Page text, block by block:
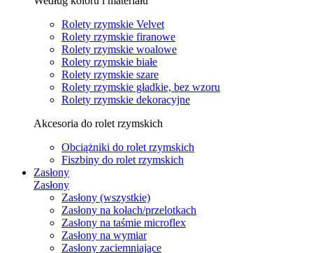
Rolety rzymskie Velvet
Rolety rzymskie firanowe
Rolety rzymskie woalowe
Rolety rzymskie białe
Rolety rzymskie szare
Rolety rzymskie gładkie, bez wzoru
Rolety rzymskie dekoracyjne
Akcesoria do rolet rzymskich
Obciążniki do rolet rzymskich
Fiszbiny do rolet rzymskich
Zasłony
Zasłony
Zasłony (wszystkie)
Zasłony na kołach/przelotkach
Zasłony na taśmie microflex
Zasłony na wymiar
Zasłony zaciemniające